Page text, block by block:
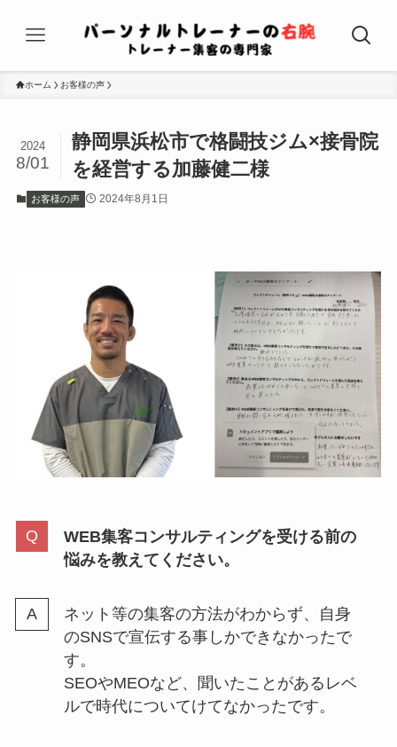
ホーム お客様の声
静岡県浜松市で格闘技ジム×接骨院
を経営する加藤健二様
2024
8/01
お客様の声 2024年8月1日
WEB集客コンサルティングを受ける前の
悩みを教えてください。
ネット等の集客の方法がわからず、自身
のSNSで宣伝する事しかできなかったで
す。
SEOやMEOなど、聞いたことがあるレベ
ルで時代についてけてなかったです。